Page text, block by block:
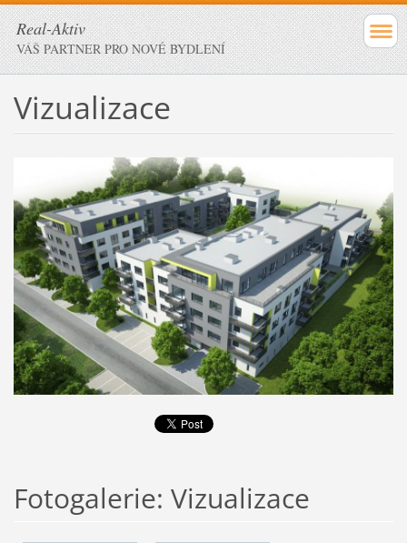
Real-Aktiv
VÁŠ PARTNER PRO NOVÉ BYDLENÍ
Vizualizace
Fotogalerie: Vizualizace